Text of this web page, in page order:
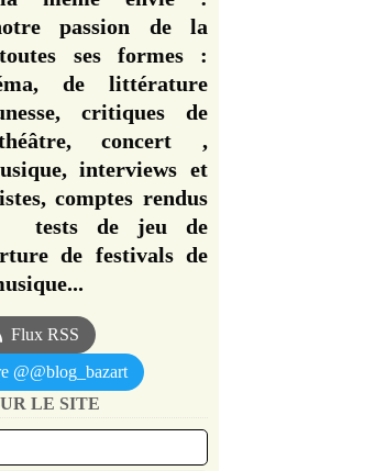
passion de la
ses formes :
de littérature
critiques de
concert ,
interviews et
comptes rendus
tests de jeu de
de festivals de
Flux RSS
@@blog_bazart
LE SITE